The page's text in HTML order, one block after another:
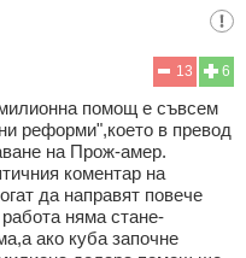
6
13
помощ е съвсем
реформи",което в превод
на Прож-амер.
коментар на
да направят повече
няма стане-
ако куба започне